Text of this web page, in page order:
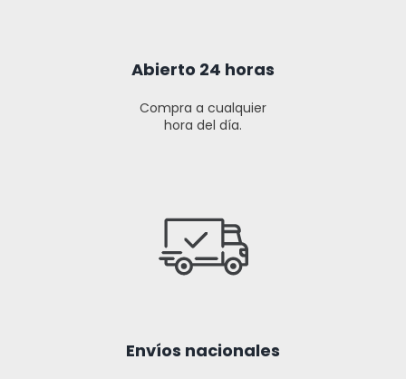
Abierto 24 horas
Compra a cualquier
hora del día.
Envíos nacionales